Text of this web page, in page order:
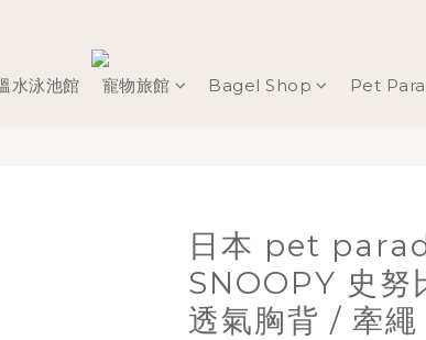
水泳池館 寵物旅館 Bagel Shop Pet
日本 pet
SNOOPY 史努
透氣胸背 / 牽